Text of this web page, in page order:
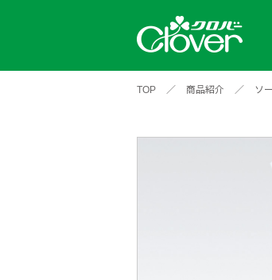
新商品一覧 縫
イ
TOP ／ 商品紹介 ／ ソ